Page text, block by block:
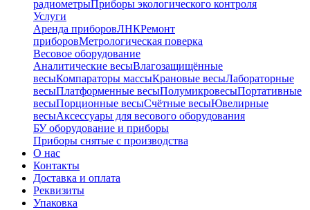
радиометрыПриборы экологического контроля
Услуги
Аренда приборовЛНКРемонт
приборовМетрологическая поверка
Весовое оборудование
Аналитические весыВлагозащищённые
весыКомпараторы массыКрановые весыЛабораторные
весыПлатформенные весыПолумикровесыПортативные
весыПорционные весыСчётные весыЮвелирные
весыАксессуары для весового оборудования
БУ оборудование и приборы
Приборы снятые с производства
О нас
Контакты
Доставка и оплата
Реквизиты
Упаковка